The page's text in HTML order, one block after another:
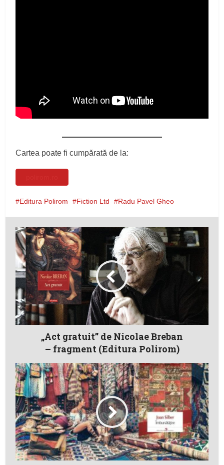
Cartea poate fi cumpărată de la:
Editura Polirom Fiction Ltd Radu Pavel Gheo
„Act gratuit” de Nicolae Breban
– fragment (Editura Polirom)